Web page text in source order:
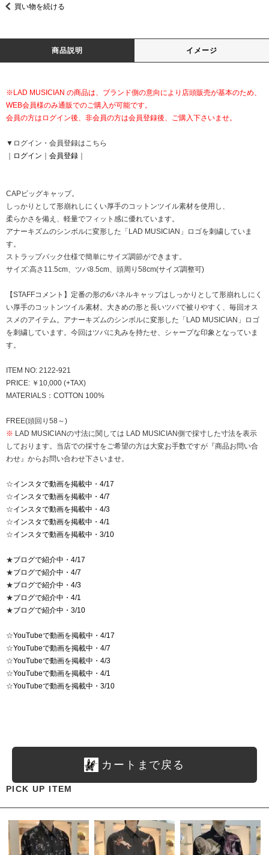
買い物を続ける
商品説明 イメージ
※LAD MUSICIAN の商品は、ブランド側の意向により店頭販売が基本のため、
WEB会員様のみ通販でのご購入が可能です。
会員の方はログイン後、非会員の方は会員登録後、ご購入下さいませ。
▼ログイン・会員登録はこちら
ログイン 会員登録
CAPビッグキャップ。
しっかりとして形崩れしにくい厚手のコットンツイル素材を使用し、
柔らかさを備え、軽量でフィット感に優れています。
アナーキズムのシンボルに変形した「LAD MUSICIAN」ロゴを刺繍していま
す。
ストラップバック仕様で簡単にサイズ調節ができます。
サイズ:高さ11.5cm、ツバ8.5cm、頭周り58cm(サイズ調整可)
【STAFFコメント】定番の形の6パネルキャップはしっかりとして形崩れしにく
い厚手のコットンツイル素材。大きめの形と長いツバで被りやすく、毎回オス
スメのアイテム。アナーキズムのシンボルに変形した「LAD MUSICIAN」ロゴ
を刺繍しています。今回はツバに丸みを持たせ、シャープな印象となっていま
す。
ITEM NO: 2122-921
PRICE: ￥10,000 (+TAX)
MATERIALS：COTTON 100%
FREE(頭回り58～)
※ LAD MUSICIANの寸法に関しては LAD MUSICIAN側で採寸した寸法を表示
しております。当店での採寸をご希望の方は大変お手数ですが『商品お問い合
わせ』からお問い合わせ下さいませ。
☆インスタで動画を掲載中・4/17
☆インスタで動画を掲載中・4/7
☆インスタで動画を掲載中・4/3
☆インスタで動画を掲載中・4/1
☆インスタで動画を掲載中・3/10
★ブログで紹介中・4/17
★ブログで紹介中・4/7
★ブログで紹介中・4/3
★ブログで紹介中・4/1
★ブログで紹介中・3/10
☆YouTubeで動画を掲載中・4/17
☆YouTubeで動画を掲載中・4/7
☆YouTubeで動画を掲載中・4/3
☆YouTubeで動画を掲載中・4/1
☆YouTubeで動画を掲載中・3/10
カートまで戻る
PICK UP ITEM